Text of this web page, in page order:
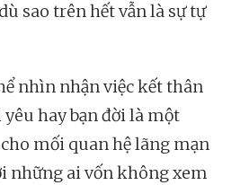
sao trên hết vẫn là sự tự
nhìn nhận việc kết thân
yêu hay bạn đời là một
mối quan hệ lãng mạn
những ai vốn không xem